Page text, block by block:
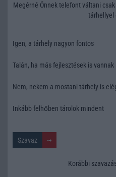
Megérné Önnek telefont váltani
tárhellyel
Igen, a tárhely nagyon fontos
Talán, ha más fejlesztések is vannak
Nem, nekem a mostani tárhely is
Inkább felhőben tárolok mindent
Korábbi